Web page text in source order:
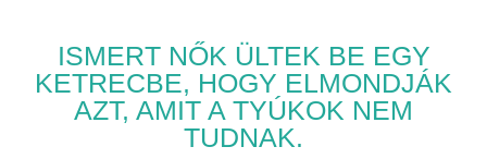
ISMERT NŐK ÜLTEK BE EGY
KETRECBE, HOGY ELMONDJÁK
AZT, AMIT A TYÚKOK NEM
TUDNAK.